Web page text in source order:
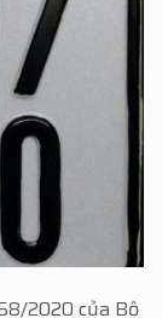
2020 của Bộ